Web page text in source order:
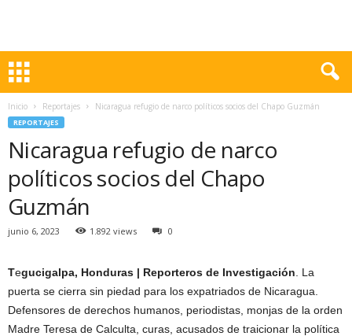
Inicio Reportajes Nicaragua refugio de narco políticos socios del Chapo Guzmán
REPORTAJES
Nicaragua refugio de narco
políticos socios del Chapo
Guzmán
junio 6, 2023 1.892 views 0
Tegucigalpa, Honduras | Reporteros de Investigación . La
puerta se cierra sin piedad para los expatriados de Nicaragua.
Defensores de derechos humanos, periodistas, monjas de la orden
Madre Teresa de Calculta, curas, acusados de traicionar la política